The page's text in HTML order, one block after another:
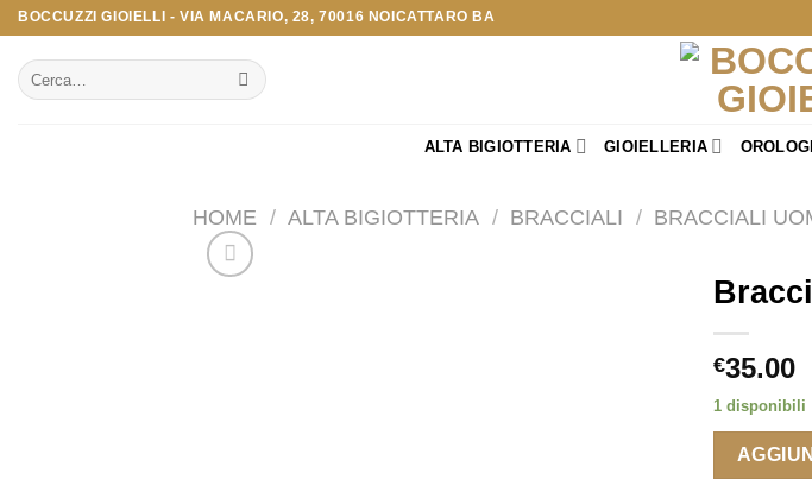
Salta
contenuti
BOCCUZZI GIOIELLI - VIA MACARIO, 28, 70016 NOICATTARO BA
Cerca:
ALTA BIGIOTTERIA GIOIELLERIA
HOME / ALTA BIGIOTTERIA / BRACCIALI / BRACCIALI
€35.00
1 disponibili